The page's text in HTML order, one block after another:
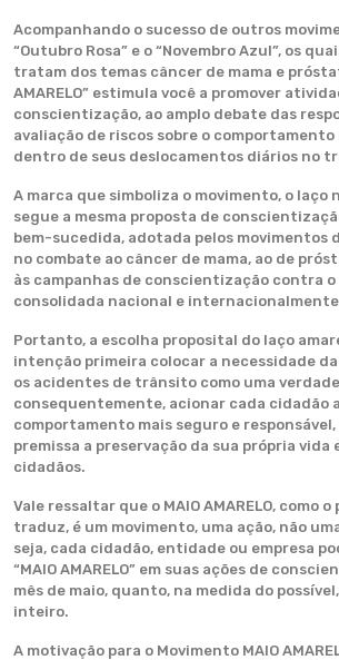
Acompanhando o sucesso de outros
“Outubro Rosa” e o “Novembro Azul”, os
tratam dos temas câncer de mama e
AMARELO” estimula você a promover
conscientização, ao amplo debate das
avaliação de riscos sobre o comportamento
dentro de seus deslocamentos diários no
A marca que simboliza o movimento, o laço
segue a mesma proposta de
bem-sucedida, adotada pelos movimentos
no combate ao câncer de mama, ao de
às campanhas de conscientização contra o
consolidada nacional e
Portanto, a escolha proposital do laço
intenção primeira colocar a necessidade
os acidentes de trânsito como uma
consequentemente, acionar cada cidadão
comportamento mais seguro e
premissa a preservação da sua própria vida
cidadãos.
Vale ressaltar que o MAIO AMARELO, como
traduz, é um movimento, uma ação, não
seja, cada cidadão, entidade ou empresa
“MAIO AMARELO” em suas ações de
mês de maio, quanto, na medida do
inteiro.
A motivação para o Movimento MAIO